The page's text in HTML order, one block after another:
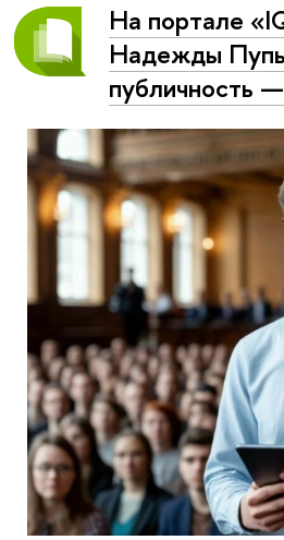
На портале
Надежды
публичность